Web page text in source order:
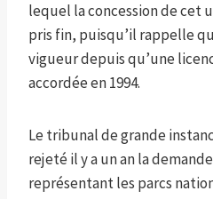
lequel la concession de cet
pris fin, puisqu’il rappelle
vigueur depuis qu’une
accordée en 1994.
Le tribunal de grande
rejeté il y a un an la
représentant les parcs